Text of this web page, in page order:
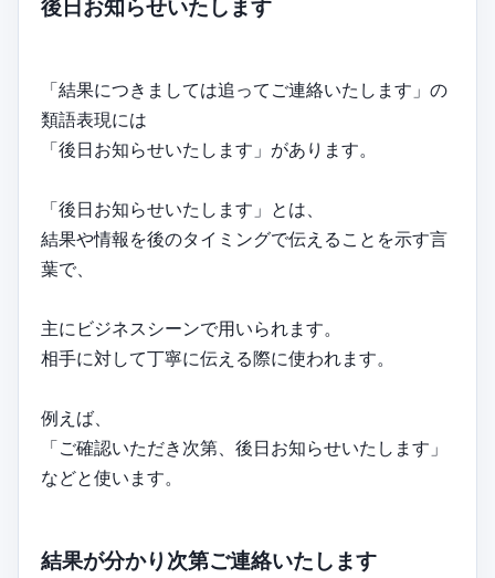
後日お知らせいたします
「結果につきましては追ってご連絡いたします」の
類語表現には
「後日お知らせいたします」があります。
「後日お知らせいたします」とは、
結果や情報を後のタイミングで伝えることを示す言
葉で、
主にビジネスシーンで用いられます。
相手に対して丁寧に伝える際に使われます。
例えば、
「ご確認いただき次第、後日お知らせいたします」
などと使います。
結果が分かり次第ご連絡いたします